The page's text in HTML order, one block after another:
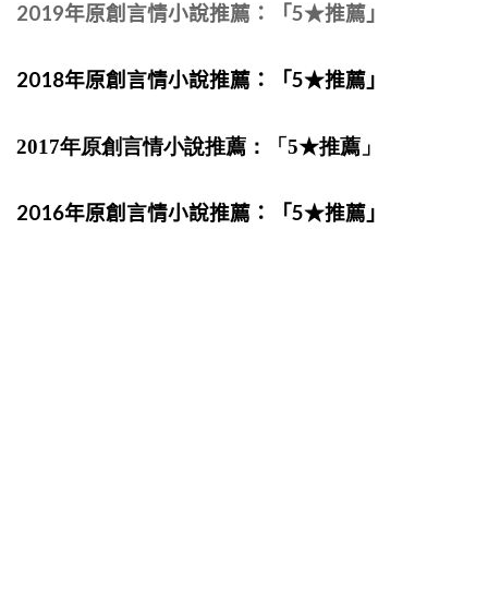
2019年原創言情小說推薦：「5★推薦」
2018年原創言情小說推薦：「5★推薦」
2017年原創言情小說推薦：「5★推薦」
2016年原創言情小說推薦：「5★推薦」